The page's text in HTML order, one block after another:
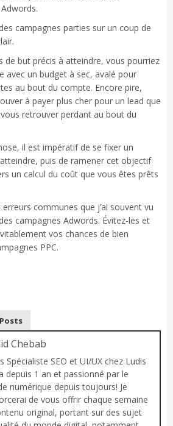
campagnes parties sur un coup de
de but précis à atteindre, vous pourriez
avec un budget à sec, avalé pour
au bout du compte. Encore pire,
à payer plus cher pour un lead que
retrouver perdant au bout du
il est impératif de se fixer un
puis de ramener cet objectif
un calcul du coût que vous êtes prêts
communes que j’ai souvent vu
campagnes Adwords. Évitez-les et
vos chances de bien
PPC.
Chebab
Spécialiste SEO et UI/UX chez Ludis
depuis 1 an et passionné par le
numérique depuis toujours! Je
de vous offrir chaque semaine
original, portant sur des sujet